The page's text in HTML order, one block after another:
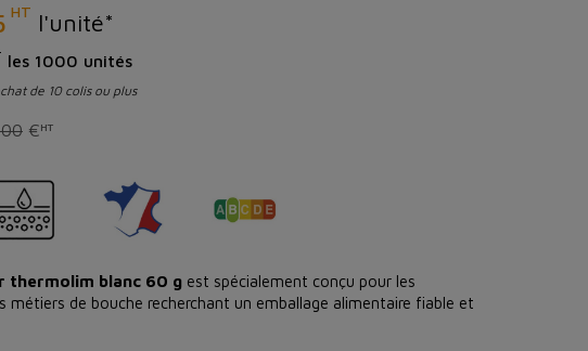
HT l'unité*
les 1000 unités
de 10 colis ou plus
€HT
thermolim blanc 60 g est spécialement conçu pour les
métiers de bouche recherchant un emballage alimentaire fiable et